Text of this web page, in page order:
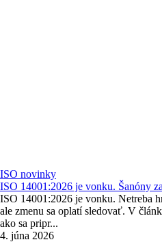
ISO novinky
ISO 14001:2026 je vonku. Šanóny
ISO 14001:2026 je vonku. Netreba
ale zmenu sa oplatí sledovať. V
ako sa pripr...
4. júna 2026